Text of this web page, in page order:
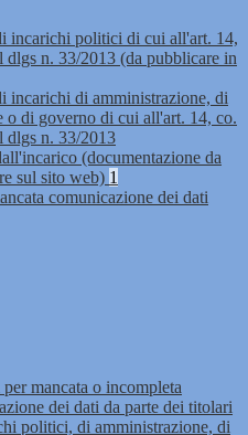
incarichi politici di cui all'art. 14,
dlgs n. 33/2013 (da pubblicare in
incarichi di amministrazione, di
o di governo di cui all'art. 14, co.
dlgs n. 33/2013
(documentazione da
sul sito web) 1
comunicazione dei dati
mancata o incompleta
dei dati da parte dei titolari
politici, di amministrazione, di